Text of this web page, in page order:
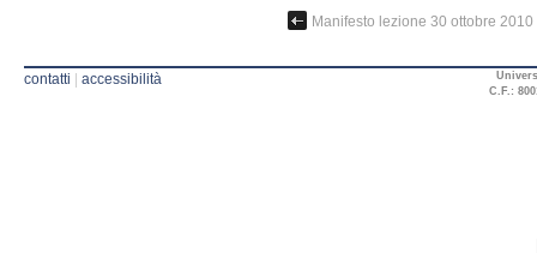
Manifesto lezione 30 ottobre 2010
contatti | accessibilità
C.F.: